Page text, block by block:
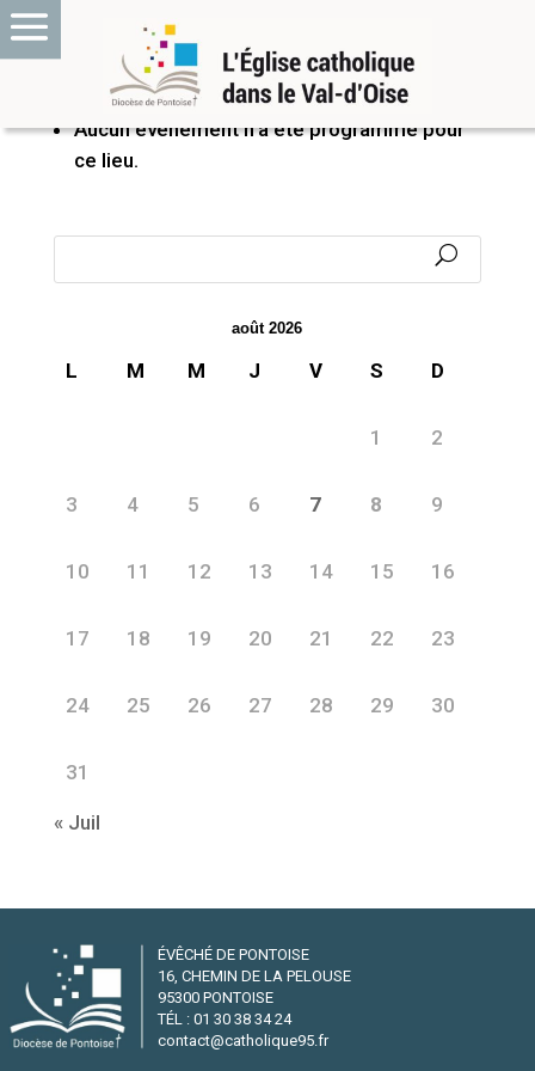
PROCHAINS ÉVÉNEMENTS
Aucun événement n’a été programmé pour
ce lieu.
août 2026
L M M J V S D
1 2
3 4 5 6 7 8 9
10 11 12 13 14 15 16
17 18 19 20 21 22 23
24 25 26 27 28 29 30
31
« Juil
ÉVÊCHÉ DE PONTOISE
16, CHEMIN DE LA PELOUSE
95300 PONTOISE
TÉL : 01 30 38 34 24
contact@catholique95.fr